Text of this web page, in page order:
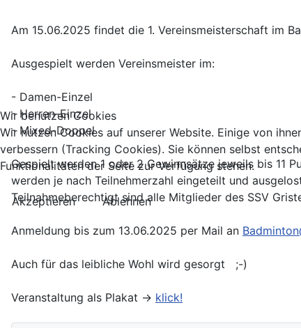
Am 15.06.2025 findet die 1. Vereinsmeisterschaft im
Ausgespielt werden Vereinsmeister im:
- Damen-Einzel
- Herren-Einzel
- Mixed-Doppel
Gespielt werden 1 oder 2 Gewinnsätze jeweils bis 11
werden je nach Teilnehmerzahl eingeteilt und
Teilnahmeberechtigt sind alle Mitglieder des SSV
Anmeldung bis zum 13.06.2025 per Mail an
Auch für das leibliche Wohl wird gesorgt ;-)
Veranstaltung als Plakat -> klick!
Wir benutzen Cookies
Wir nutzen Cookies auf unserer Website. Einige von
verbessern (Tracking Cookies). Sie können selbst
Funktionalitäten der Seite zur Verfügung stehen.
Akzeptieren Ablehnen